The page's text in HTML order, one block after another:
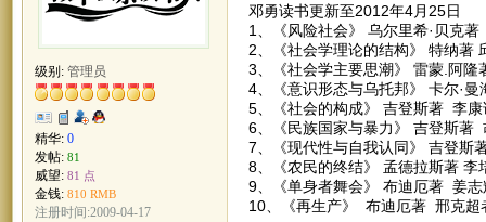
级别: 管理员
精华: 0
发帖: 81
威望: 81 点
金钱: 810 RMB
注册时间:2009-04-17
邓勇读书更新至2012年4月25日
1、《风险社会》 乌尔里希·贝克
2、《社会学理论的结构》 特纳著
3、《社会学主要思潮》 雷蒙.阿
4、《意识形态与乌托邦》 卡尔·
5、《社会的构成》 吉登斯著 李
6、《民族国家与暴力》 吉登斯著
7、《现代性与自我认同》 吉登斯
8、《农民的终结》 孟德拉斯著
9、《单身者舞会》 布迪厄著 姜
10、《再生产》 布迪厄著 邢克超